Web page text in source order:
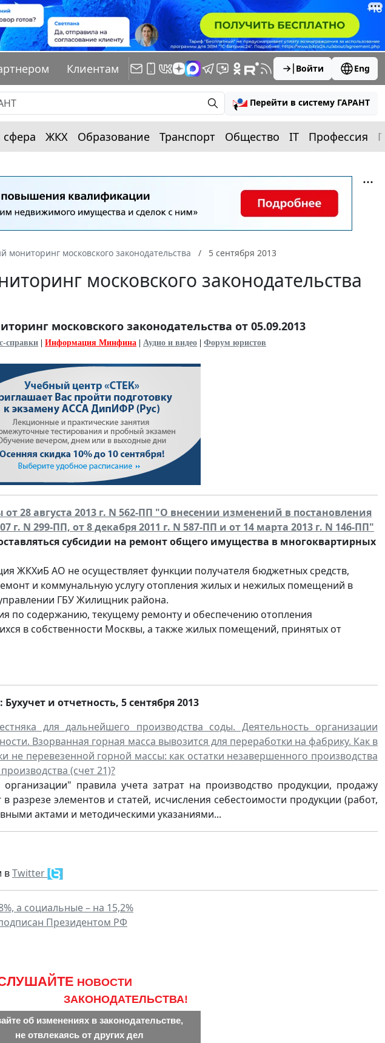
Клиентам Войти Eng
Перейти в систему ГАРАНТ
сфера ЖКХ Образование Транспорт Общество IT Профессия
мониторинг московского законодательства 5 сентября 2013
московского законодательства
московского законодательства от 05.09.2013
справки Информация Минфина Аудио и видео Форум юристов
28 августа 2013 г. N 562-ПП "О внесении изменений в постановления
г. N 299-ПП, от 8 декабря 2011 г. N 587-ПП и от 14 марта 2013 г. N 146-ПП"
субсидии на ремонт общего имущества в многоквартирных
ЖКХиБ АО не осуществляет функции получателя бюджетных средств,
и коммунальную услугу отопления жилых и нежилых помещений в
ГБУ Жилищник района.
по содержанию, текущему ремонту и обеспечению отопления
в собственности Москвы, а также жилых помещений, принятых от
Бухучет и отчетность, 5 сентября 2013
для дальнейшего производства соды. Деятельность организации
Взорванная горная масса вывозится для переработки на фабрику. Как в
не перевезенной горной массы: как остатки незавершенного производства
(счет 21)?
правила учета затрат на производство продукции, продажу
разрезе элементов и статей, исчисления себестоимости продукции (работ,
актами и методическими указаниями...
вTwitter
а социальные – на 15,2%
Президентом РФ
НОВОСТИ
ЗАКОНОДАТЕЛЬСТВА!
об изменениях в законодательстве,
не отвлекаясь от других дел